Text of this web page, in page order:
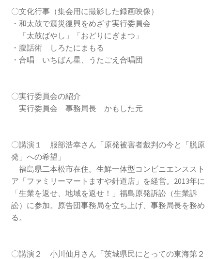
科会【原発は人権問題だ】 福島からの発言
2022.3.13 第11回原発ゼロへのカウントダウンinかわ
さき 集会
2016.1.31 日本と原発上映会＆講演会
2016.3 .13 第5回原発ゼロへのカウントダウンinかわさ
き 集会
2017.3.12 第6回原発ゼロへのカウントダウンinかわさ
き 集会
2019.3.10 第8回 原発ゼロへのカウントダウンinかわ
〇文化行事（集会用に撮影した録画映像）
・和太鼓で震災復興をめざす実行委員会
「太鼓ばやし」「おどりにぎまつ」
・腹話術 しろたにまもる
・合唱 いちばん星、うたごえ合唱団
〇実行委員会の紹介
実行委員会 事務局長 かもした元
〇講演１ 服部浩幸さん「原発被害者裁判の今と「脱原
発」への希望」
福島県二本松市在住。生鮮一体型コンビニエンススト
ア「ファミリーマートますや針道店」を経営。2013年に
「生業を返せ、地域を返せ！」福島原発訴訟（生業訴
訟）に参加。原告団事務局を立ち上げ、事務局長を務め
る。
〇講演２ 小川仙月さん「茨城県民にとっての東海第２